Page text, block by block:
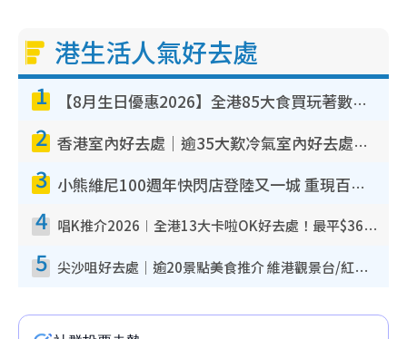
港生活人氣好去處
1 【8月生日優惠2026】全港85大食買玩著數攻略 自助餐/火鍋放題同行免費＋誠品/DONKI送現金券
2 香港室內好去處｜逾35大歎冷氣室內好去處推介 室內活動免費避雨無懼落雨
3 小熊維尼100週年快閃店登陸又一城 重現百畝森林經典場景／獨家限定盲盒登場／專屬DIY香水
4 唱K推介2026︱全港13大卡啦OK好去處！最平$36起 日文K都有！(附地址+收費詳情)
5 尖沙咀好去處｜逾20景點美食推介 維港觀景台/紅磚古蹟/九龍公園/室內遊樂場